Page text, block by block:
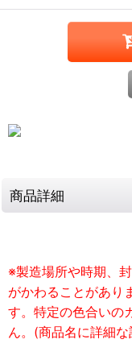
商品詳細
※製造場所や時期、
がかわることがあり
す。特定の色合いの
ん。(商品名に詳細